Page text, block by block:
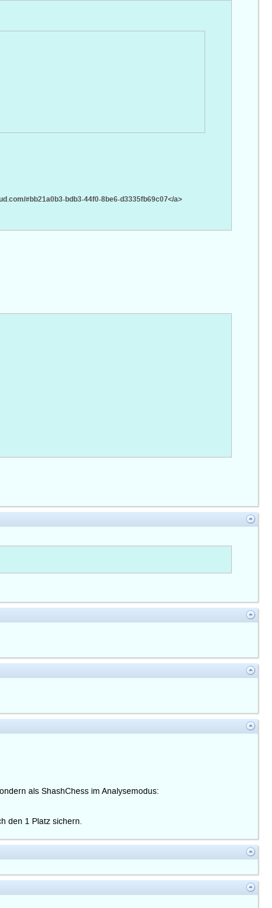
#bb21a0b3-bdb3-44f0-8be6-d3335fb69c07</a>
als ShashChess im Analysemodus:
den 1 Platz sichern.